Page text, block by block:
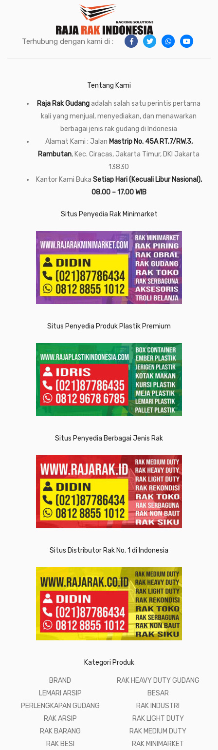
Terhubung dengan kami di :
Tentang Kami
Raja Rak Gudangadalah salah satu perintis pertama
kali yang menjual, menyediakan, dan menawarkan
berbagai jenis rak gudang di Indonesia
Alamat Kami : Jalan Mastrip No. 45A RT.7/RW.3,
Rambutan, Kec. Ciracas, Jakarta Timur, DKI Jakarta
13830
Kantor Kami Buka Setiap Hari (Kecuali Libur Nasional),
08.00 – 17.00 WIB
Situs Penyedia Rak Minimarket
Situs Penyedia Produk Plastik Premium
Situs Penyedia Berbagai Jenis Rak
Situs Distributor Rak No. 1 di Indonesia
Kategori Produk
BRAND
LEMARI ARSIP
PERLENGKAPAN GUDANG
RAK ARSIP
RAK BARANG
RAK BESI
RAK HEAVY DUTY GUDANG
BESAR
RAK INDUSTRI
RAK LIGHT DUTY
RAK MEDIUM DUTY
RAK MINIMARKET